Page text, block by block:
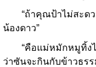
“ถ้าคุณป้าไม่สะดวก
น้องดาว”
“คือแม่หมักหมูทิ้งไว้
ว่าซันจะกินกับข้าวธรร